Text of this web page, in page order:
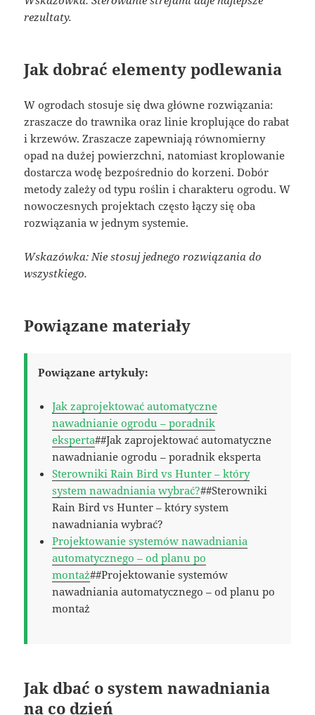
rezultaty.
Jak dobrać elementy podlewania
W ogrodach stosuje się dwa główne rozwiązania:
zraszacze do trawnika oraz linie kroplujące do rabat
i krzewów. Zraszacze zapewniają równomierny
opad na dużej powierzchni, natomiast kroplowanie
dostarcza wodę bezpośrednio do korzeni. Dobór
metody zależy od typu roślin i charakteru ogrodu. W
nowoczesnych projektach często łączy się oba
rozwiązania w jednym systemie.
Wskazówka: Nie stosuj jednego rozwiązania do
wszystkiego.
Powiązane materiały
Powiązane artykuły:
Jak zaprojektować automatyczne
nawadnianie ogrodu – poradnik
eksperta##Jak zaprojektować automatyczne
nawadnianie ogrodu – poradnik eksperta
Sterowniki Rain Bird vs Hunter – który
system nawadniania wybrać?##Sterowniki
Rain Bird vs Hunter – który system
nawadniania wybrać?
Projektowanie systemów nawadniania
automatycznego – od planu po
montaż##Projektowanie systemów
nawadniania automatycznego – od planu po
montaż
Jak dbać o system nawadniania
na co dzień